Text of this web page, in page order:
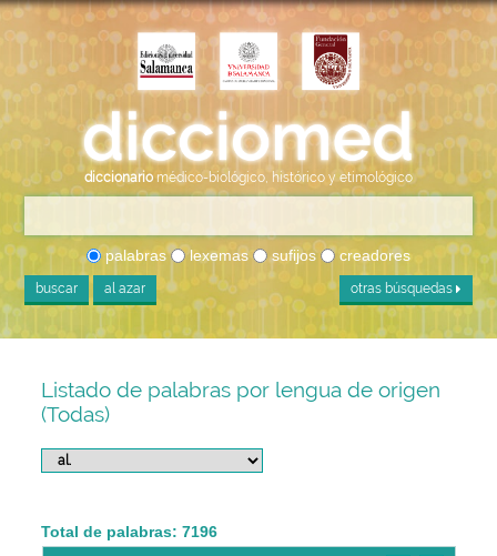
diccionario médico-biológico, histórico y etimológico
palabras lexemas sufijos creadores
buscar al azar otras búsquedas
Listado de palabras por lengua de origen
(Todas)
Total de palabras: 7196